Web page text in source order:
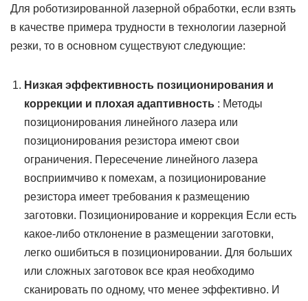
Для роботизированной лазерной обработки, если взять
в качестве примера трудности в технологии лазерной
резки, то в основном существуют следующие:
Низкая эффективность позиционирования и
коррекции и плохая адаптивность : Методы
позиционирования линейного лазера или
позиционирования резистора имеют свои
ограничения. Пересечение линейного лазера
восприимчиво к помехам, а позиционирование
резистора имеет требования к размещению
заготовки. Позиционирование и коррекция Если есть
какое-либо отклонение в размещении заготовки,
легко ошибиться в позиционировании. Для больших
или сложных заготовок все края необходимо
сканировать по одному, что менее эффективно. И